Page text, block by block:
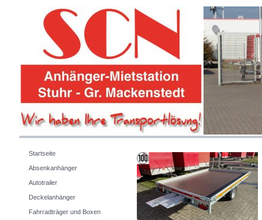
Startseite
Absenkanhänger
Autotrailer
Deckelanhänger
Fahrradträger und Boxen